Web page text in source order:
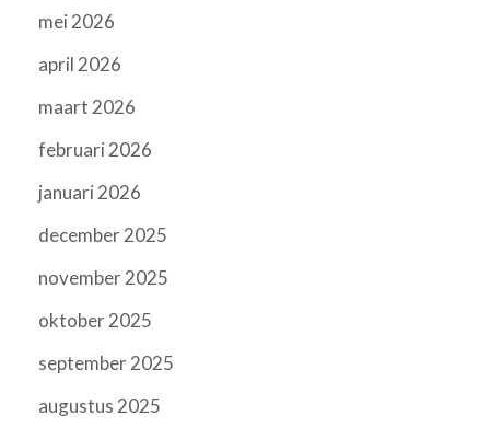
mei 2026
april 2026
maart 2026
februari 2026
januari 2026
december 2025
november 2025
oktober 2025
september 2025
augustus 2025